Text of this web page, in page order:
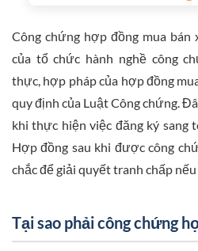
Công chứng hợp đồng mua bán
của tổ chức hành nghề công
thực, hợp pháp của hợp đồng
quy định của Luật Công chứng.
khi thực hiện việc đăng ký sang
Hợp đồng sau khi được công
chắc để giải quyết tranh chấp nếu
Tại sao phải công chứng